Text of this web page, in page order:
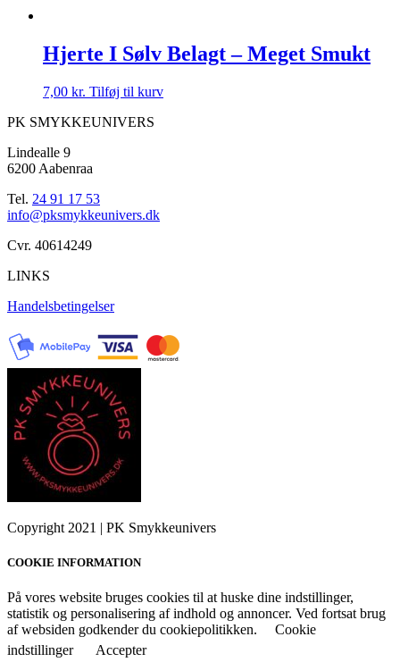
Hjerte I Sølv Belagt – Meget Smukt
7,00 kr. Tilføj til kurv
PK SMYKKEUNIVERS
Lindealle 9
6200 Aabenraa
Tel. 24 91 17 53
info@pksmykkeunivers.dk
Cvr. 40614249
LINKS
Handelsbetingelser
Copyright 2021 | PK Smykkeunivers
COOKIE INFORMATION
På vores website bruges cookies til at huske dine indstillinger,
statistik og personalisering af indhold og annoncer. Ved fortsat brug
af websiden godkender du cookiepolitikken.
Cookie
indstillinger
Accepter